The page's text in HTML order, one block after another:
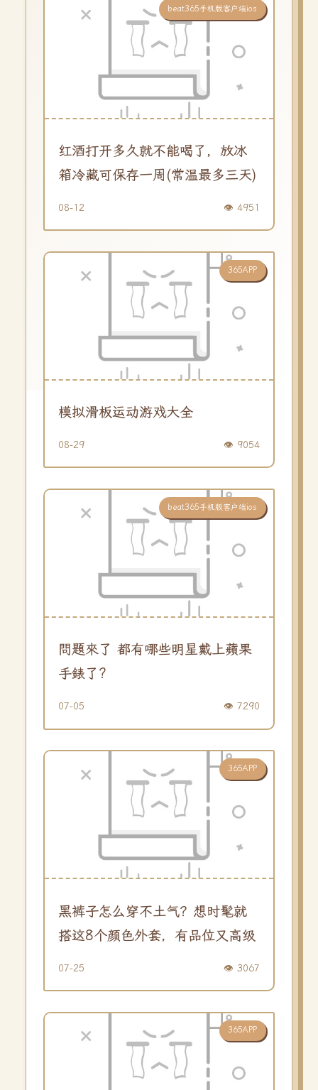
beat365手机版客户端ios
红酒打开多久就不能喝了，放冰
箱冷藏可保存一周(常温最多三天)
08-12 👁️ 4951
365APP
模拟滑板运动游戏大全
08-29 👁️ 9054
beat365手机版客户端ios
問題來了 都有哪些明星戴上蘋果
手錶了?
07-05 👁️ 7290
365APP
黑裤子怎么穿不土气？想时髦就
搭这8个颜色外套，有品位又高级
07-25 👁️ 3067
365APP